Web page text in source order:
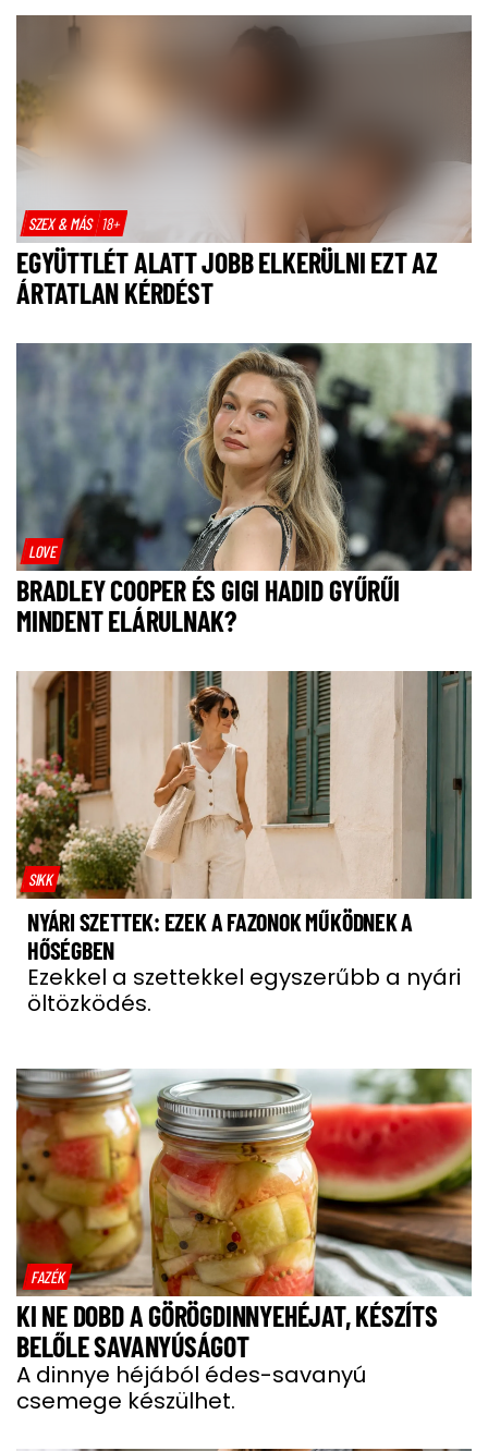
SZEX & MÁS 18+
EGYÜTTLÉT ALATT JOBB ELKERÜLNI EZT AZ
ÁRTATLAN KÉRDÉST
LOVE
BRADLEY COOPER ÉS GIGI HADID GYŰRŰI
MINDENT ELÁRULNAK?
SIKK
NYÁRI SZETTEK: EZEK A FAZONOK MŰKÖDNEK A
HŐSÉGBEN
Ezekkel a szettekkel egyszerűbb a nyári
öltözködés.
FAZÉK
KI NE DOBD A GÖRÖGDINNYEHÉJAT, KÉSZÍTS
BELŐLE SAVANYÚSÁGOT
A dinnye héjából édes-savanyú
csemege készülhet.